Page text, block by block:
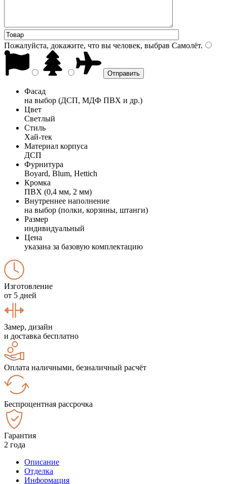
Пожалуйста, докажите, что вы человек, выбрав Самолёт.
Фасад
на выбор (ДСП, МДФ ПВХ и др.)
Цвет
Светлый
Стиль
Хай-тек
Материал корпуса
ДСП
Фурнитура
Boyard, Blum, Hettich
Кромка
ПВХ (0,4 мм, 2 мм)
Внутреннее наполнение
на выбор (полки, корзины, штанги)
Размер
индивидуальный
Цена
указана за базовую комплектацию
Изготовление
от 5 дней
Замер, дизайн
и доставка бесплатно
Оплата наличными, безналичный расчёт
Беспроцентная рассрочка
Гарантия
2 года
Описание
Отделка
Информация